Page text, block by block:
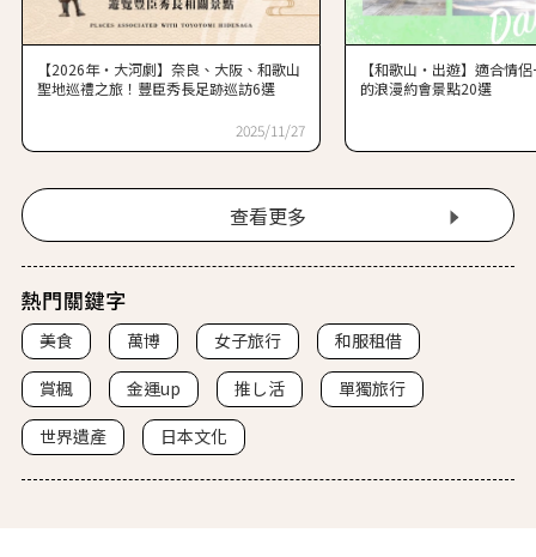
【2026年・大河劇】奈良、大阪、和歌山
聖地巡禮之旅！豐臣秀長足跡巡訪6選
2025/11/27
【和歌山・出遊】適合情
的浪漫約會景點20選
查看更多
美食 萬博 女子旅行
和服租借
賞楓
金運up 推し活
單獨旅行
世界遺產
日本文化